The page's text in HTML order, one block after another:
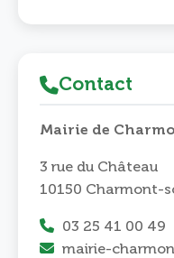
Contact
Mairie de
3 rue du Château
10150 Charmont-
03 25 41 00 49
mairie-